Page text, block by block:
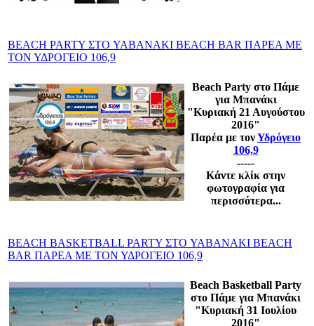
BEACH PARTY ΣΤΟ YABANAKI BEACH BAR ΠΑΡΕΑ ΜΕ
ΤΟΝ ΥΔΡΟΓΕΙΟ 106,9
Beach Party στο Πάμε
για Μπανάκι
"Κυριακή 21Αυγούστου
2016"
Παρέα με τονΥδρόγειο
106,9
-----
Κάντε κλίκ στην
φωτογραφία για
περισσότερα...
BEACH BASKETBALL PARTY ΣΤΟ YABANAKI BEACH
BAR ΠΑΡΕΑ ΜΕ ΤΟΝ ΥΔΡΟΓΕΙΟ 106,9
Beach Basketball Party
στο Πάμε για Μπανάκι
"Κυριακή 31 Ιουλίου
2016"